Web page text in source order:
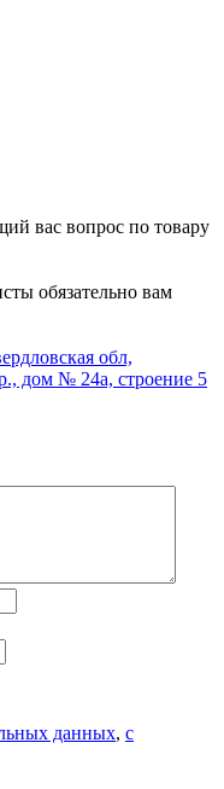
вас вопрос по товару
обязательно вам
обл,
дом № 24а, строение 5
данных, с